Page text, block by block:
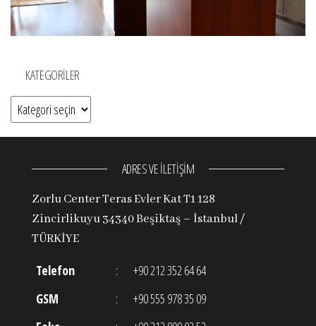
KATEGORILER
Kategoriler
ADRES VE İLETİŞİM
Zorlu Center Teras Evler Kat T1 128
Zincirlikuyu 34340 Beşiktaş – İstanbul /
TÜRKİYE
Telefon :
+90 212 352 64 64
GSM
:
+90 555 978 35 09